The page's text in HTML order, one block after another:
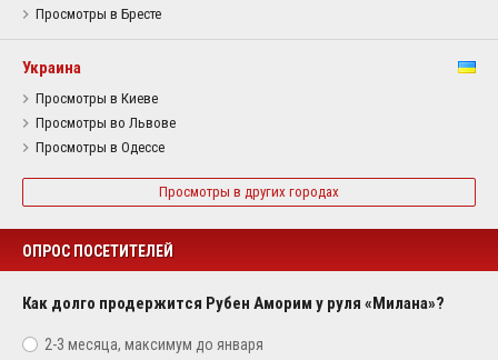
Просмотры в Бресте
Украина
Просмотры в Киеве
Просмотры во Львове
Просмотры в Одессе
Просмотры в других городах
ОПРОС ПОСЕТИТЕЛЕЙ
Как долго продержится Рубен Аморим у руля «Милана»?
2-3 месяца, максимум до января